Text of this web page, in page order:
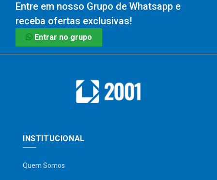
Entre em nosso Grupo de Whatsapp e
receba ofertas exclusivas!
Entrar no grupo
INSTITUCIONAL
Quem Somos